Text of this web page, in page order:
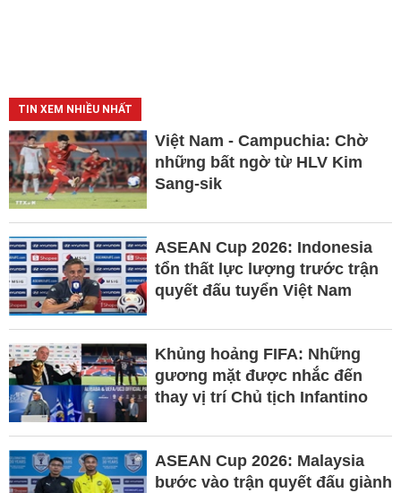
TIN XEM NHIỀU NHẤT
Việt Nam - Campuchia: Chờ
những bất ngờ từ HLV Kim
Sang-sik
ASEAN Cup 2026: Indonesia
tổn thất lực lượng trước trận
quyết đấu tuyển Việt Nam
Khủng hoảng FIFA: Những
gương mặt được nhắc đến
thay vị trí Chủ tịch Infantino
ASEAN Cup 2026: Malaysia
bước vào trận quyết đấu giành